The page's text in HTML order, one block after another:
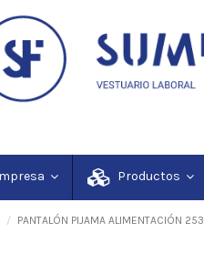
Productos
PANTALÓN PIJAMA ALIMENTACIÓN 253